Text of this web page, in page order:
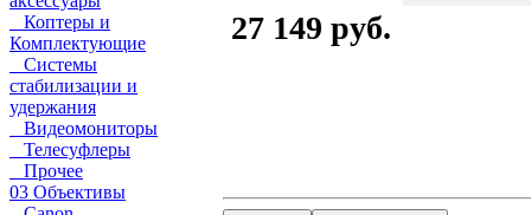
Коптеры и
Комплектующие
Системы
стабилизации и
удержания
Видеомониторы
Телесуфлеры
Прочее
03 Объективы
27 149 руб.